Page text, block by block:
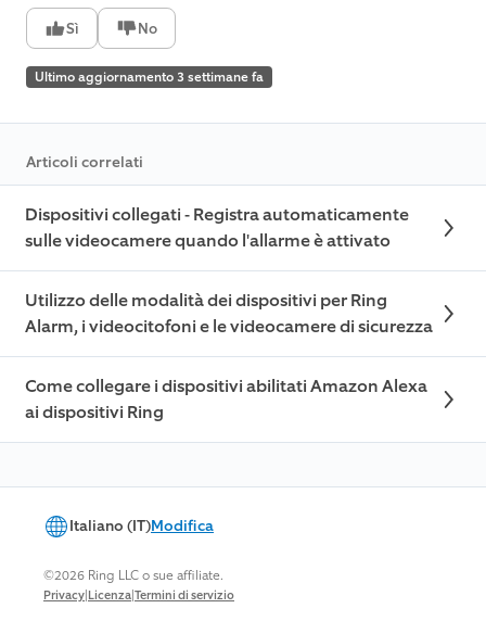
Sì No
Ultimo aggiornamento 3 settimane fa
Articoli correlati
Dispositivi collegati - Registra automaticamente
sulle videocamere quando l'allarme è attivato
Utilizzo delle modalità dei dispositivi per Ring
Alarm, i videocitofoni e le videocamere di sicurezza
Come collegare i dispositivi abilitati Amazon Alexa
ai dispositivi Ring
Italiano (IT)Modifica
©2026 Ring LLC o sue affiliate.
Privacy|Licenza|Termini di servizio